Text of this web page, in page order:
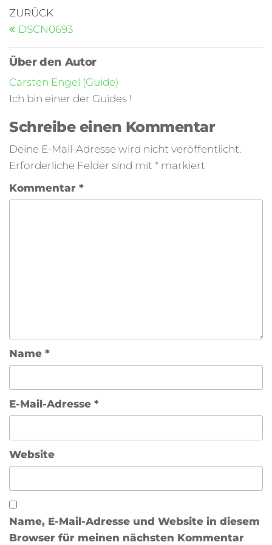
ZURÜCK
DSCN0693
Über den Autor
Carsten Engel (Guide)
Ich bin einer der Guides !
Schreibe einen Kommentar
Deine E-Mail-Adresse wird nicht veröffentlicht.
Erforderliche Felder sind mit * markiert
Kommentar *
Name *
E-Mail-Adresse *
Website
Name, E-Mail-Adresse und Website in diesem
Browser für meinen nächsten Kommentar